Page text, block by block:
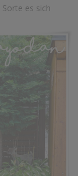
es sich